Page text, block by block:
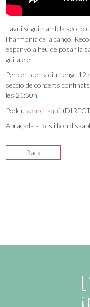
I avui seguim amb la secció
l’harmonia de la cançó.
espanyola heu de posar la
guitalele.
Per cert demà diumenge 12
secció de concerts
les 21:50h.
Podeu veure’l aquí.
Abraçada a tots i bon
Back